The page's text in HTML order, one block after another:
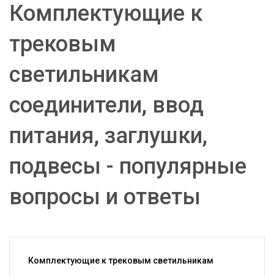
Комплектующие к
трековым
светильникам
соединители, ввод
питания, заглушки,
подвесы - популярные
вопросы и ответы
Комплектующие к трековым светильникам